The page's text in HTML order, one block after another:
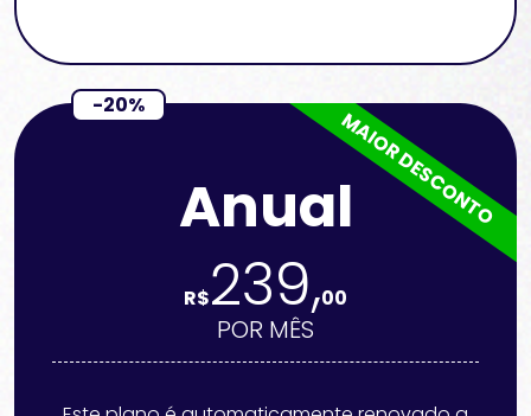
-20%
MAIOR DESCONTO
Anual
R$239,00
POR MÊS